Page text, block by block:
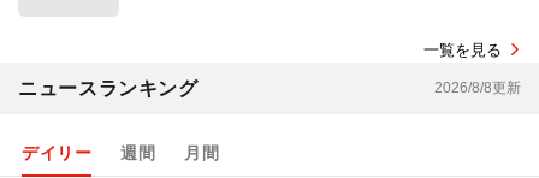
一覧を見る
ニュースランキング 2026/8/8更新
デイリー 週間 月間